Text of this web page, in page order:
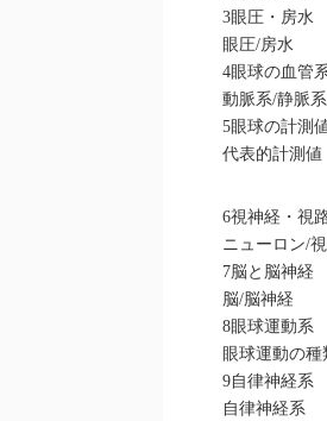
3眼圧・房水
眼圧/房水
4眼球の血管
動脈系/静脈系
5眼球の計測
代表的計測値
6視神経・視
ニューロン/
7脳と脳神経
脳/脳神経
8眼球運動系
眼球運動の種
9自律神経系
自律神経系